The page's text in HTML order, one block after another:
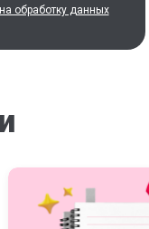
обработку данных